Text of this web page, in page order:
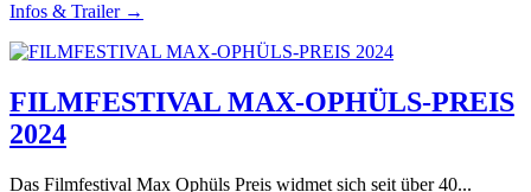
Infos & Trailer →
FILMFESTIVAL MAX-OPHÜLS-PREIS
2024
Das Filmfestival Max Ophüls Preis widmet sich seit über 40...